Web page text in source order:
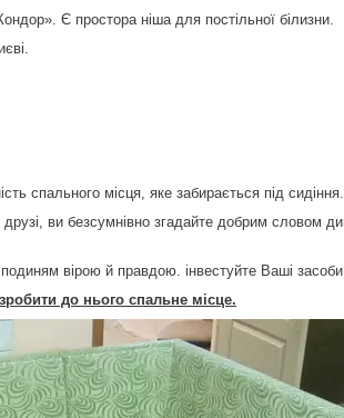
Є простора ніша для постільної білизни.
спального місця, яке забирається під сидіння.
ви безсумнівно згадайте добрим словом
вірою й правдою. інвестуйте Ваші засоби
до нього спальне місце.